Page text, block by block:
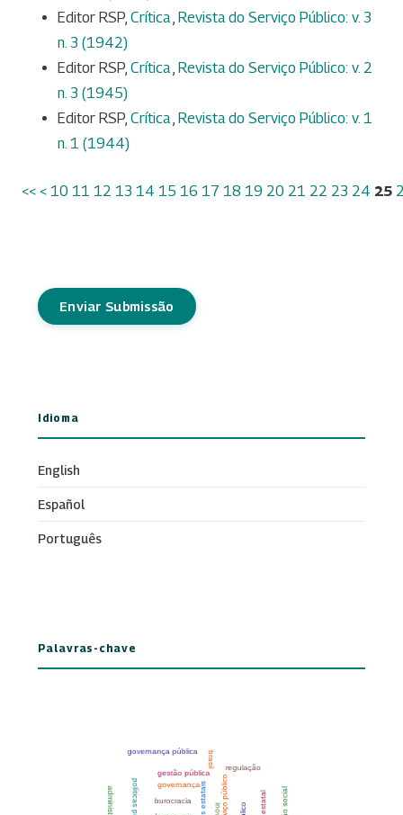
Editor RSP, Crítica, Revista do Serviço Público: v. 3
n. 3 (1942)
Editor RSP, Crítica, Revista do Serviço Público: v. 2
n. 3 (1945)
Editor RSP, Crítica, Revista do Serviço Público: v. 1
n. 1 (1944)
<< < 10 11 12 13 14 15 16 17 18 19 20 21 22 23 24 25
Enviar Submissão
Idioma
English
Español
Português
Palavras-chave